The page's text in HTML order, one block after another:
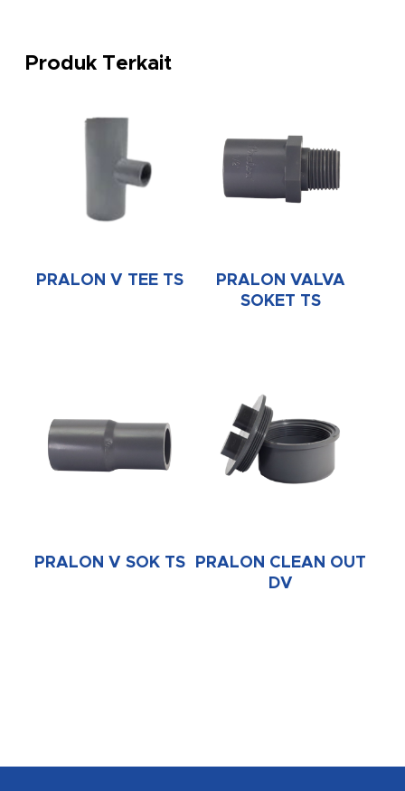
Produk Terkait
PRALON V TEE TS
PRALON VALVA
SOKET TS
PRALON V SOK TS
PRALON CLEAN OUT
DV